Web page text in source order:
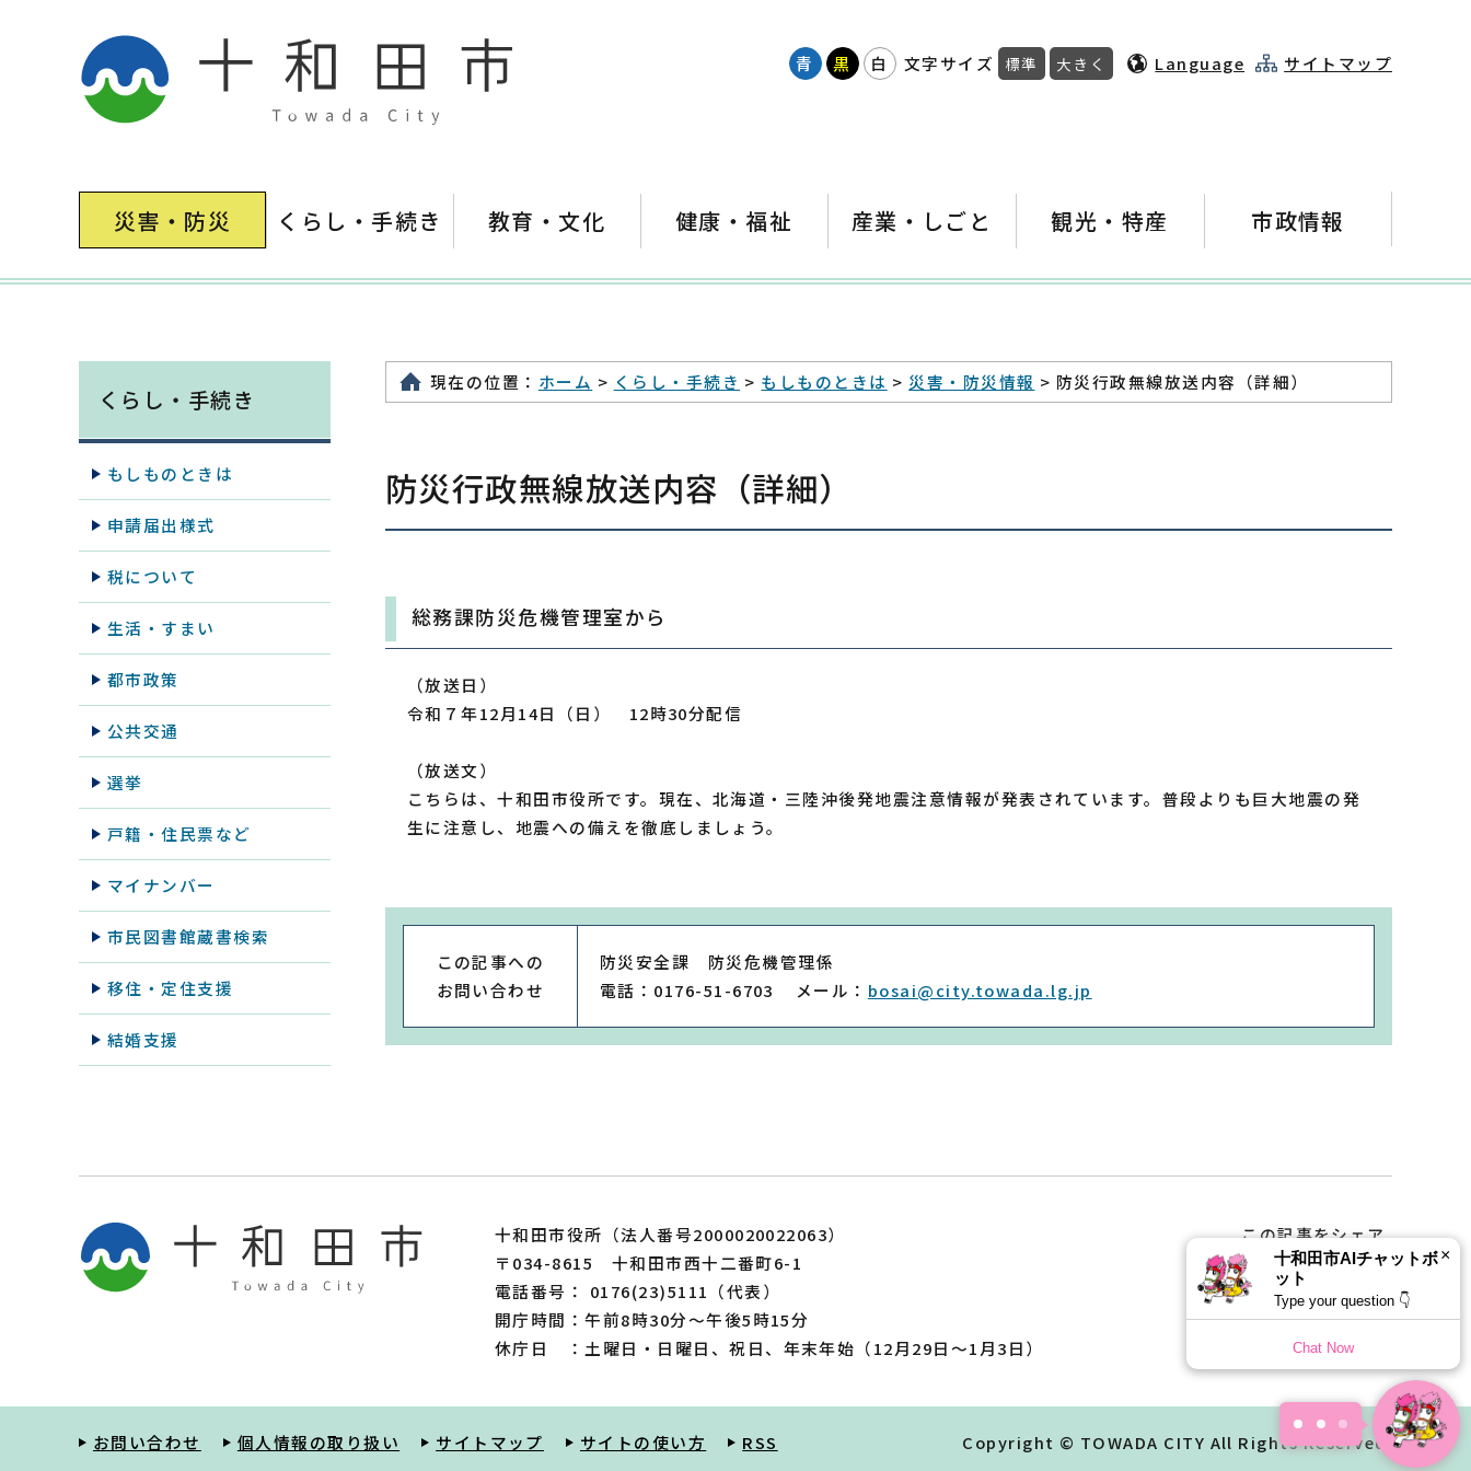
青 黒 白 文字サイズ 標準 大きく Language サイトマップ
災害・防災 くらし・手続き 教育・文化 健康・福祉 産業・しごと 観光・特産 市政情報
現在の位置： ホーム > くらし・手続き > もしものときは > 災害・防災情報 > 防災行政無線放送内容（詳細）
防災行政無線放送内容（詳細）
総務課防災危機管理室から
（放送日）
令和７年12月14日（日） 12時30分配信
（放送文）
こちらは、十和田市役所です。現在、北海道・三陸沖後発地震注意情報が発表されています。普段よりも巨大地震の発
生に注意し、地震への備えを徹底しましょう。
この記事への
お問い合わせ
防災安全課 防災危機管理係
電話：0176-51-6703
メール： bosai@city.towada.lg.jp
くらし・手続き
もしものときは
申請届出様式
税について
生活・すまい
都市政策
公共交通
選挙
戸籍・住民票など
マイナンバー
市民図書館蔵書検索
移住・定住支援
結婚支援
十和田市役所（法人番号2000020022063）
〒034-8615 十和田市西十二番町6-1
電話番号： 0176(23)5111（代表）
開庁時間：午前8時30分～午後5時15分
休庁日 ：土曜日・日曜日、祝日、年末年始（12月29日～1月3日）
この記事をシェア
お問い合わせ 個人情報の取り扱い サイトマップ サイトの使い方 RSS Copyright © TOWADA CITY All Rights Reserved.
十和田市AIチャットボ
ット
Type your question 👇
Chat Now
×